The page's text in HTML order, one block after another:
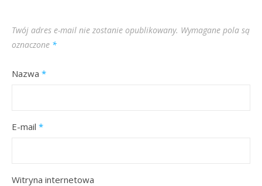
Twój adres e-mail nie zostanie opublikowany. Wymagane pola są
oznaczone *
Nazwa *
E-mail *
Witryna internetowa